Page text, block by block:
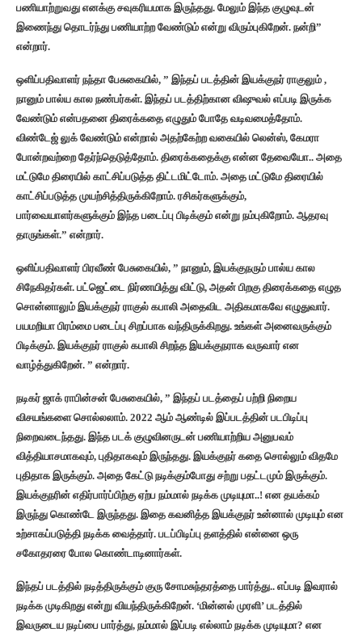
பணியாற்றுவது எனக்கு சவுகரியமாக இருந்தது. மேலும் இந்த குழுவுடன்
இணைந்து தொடர்ந்து பணியாற்ற வேண்டும் என்று விரும்புகிறேன். நன்றி”
என்றார்.
ஒளிப்பதிவாளர் நந்தா பேசுகையில், ” இந்தப் படத்தின் இயக்குநர் ராகுலும் ,
நானும் பால்ய கால நண்பர்கள். இந்தப் படத்திற்கான விஷுவல் எப்படி இருக்க
வேண்டும் என்பதனை திரைக்கதை எழுதும் போதே வடிவமைத்தோம்.
விண்டேஜ் லுக் வேண்டும் என்றால் அதற்கேற்ற வகையில் லென்ஸ், கேமரா
போன்றவற்றை தேர்ந்தெடுத்தோம். திரைக்கதைக்கு என்ன தேவையோ.. அதை
மட்டுமே திரையில் காட்சிப்படுத்த திட்டமிட்டோம். அதை மட்டுமே திரையில்
காட்சிப்படுத்த முயற்சித்திருக்கிறோம்.‌ ரசிகர்களுக்கும்,
பார்வையாளர்களுக்கும் இந்த படைப்பு பிடிக்கும் என்று நம்புகிறோம். ஆதரவு
தாருங்கள்.” என்றார்.
ஒளிப்பதிவாளர் பிரவீண் பேசுகையில், ” நானும், இயக்குநரும் பால்ய கால
சிநேகிதர்கள். பட்ஜெட்டை நிர்ணயித்து விட்டு, அதன் பிறகு திரைக்கதை எழுத
சொன்னாலும் இயக்குநர் ராகுல் கபாலி அதைவிட அதிகமாகவே எழுதுவார்.
பயமறியா பிரம்மை படைப்பு சிறப்பாக வந்திருக்கிறது. உங்கள் அனைவருக்கும்
பிடிக்கும்.‌ இயக்குநர் ராகுல் கபாலி சிறந்த இயக்குநராக வருவார் என
வாழ்த்துகிறேன். ” என்றார்.
நடிகர் ஜாக் ராபின்சன் பேசுகையில், ” இந்தப் படத்தைப் பற்றி நிறைய
விசயங்களை சொல்லலாம். 2022 ஆம் ஆண்டில் இப்படத்தின் படபிடிப்பு
நிறைவடைந்தது. இந்த படக் குழுவினருடன் பணியாற்றிய அனுபவம்
வித்தியாசமாகவும், புதிதாகவும் இருந்தது. இயக்குநர் கதை சொல்லும் விதமே
புதிதாக இருக்கும். அதை கேட்டு நடிக்கும்போது சற்று பதட்டமும் இருக்கும்.
இயக்குநரின் எதிர்பார்ப்பிற்கு ஏற்ப நம்மால் நடிக்க முடியுமா..! என தயக்கம்
இருந்து கொண்டே இருந்தது. இதை கவனித்த இயக்குநர் உன்னால் முடியும் என
உற்சாகப்படுத்தி நடிக்க வைத்தார். படப்பிடிப்பு தளத்தில் என்னை ஒரு
சகோதரரை போல கொண்டாடினார்கள்.‌
இந்தப் படத்தில் நடித்திருக்கும் குரு சோமசுந்தரத்தை பார்த்து.. எப்படி இவரால்
நடிக்க முடிகிறது என்று வியந்திருக்கிறேன். ‘மின்னல் முரளி’ படத்தில்
இவருடைய நடிப்பை பார்த்து, நம்மால் இப்படி எல்லாம் நடிக்க முடியுமா? என